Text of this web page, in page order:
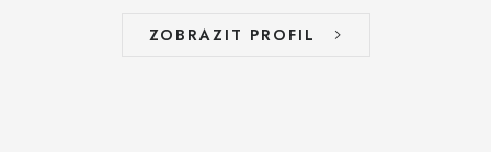
ZOBRAZIT PROFIL